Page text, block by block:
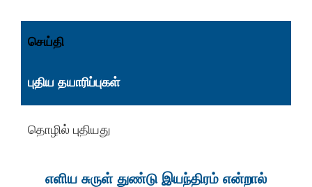
செய்தி
புதிய தயாரிப்புகள்
தொழில் புதியது
எளிய சுருள் துண்டு இயந்திரம் என்றால்